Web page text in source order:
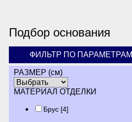
Подбор основания
ФИЛЬТР ПО ПАРАМЕТРАМ
РАЗМЕР (см)
МАТЕРИАЛ ОТДЕЛКИ
Брус [4]